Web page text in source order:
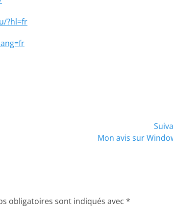
?hl=fr
Mon avis sur
obligatoires sont indiqués avec *